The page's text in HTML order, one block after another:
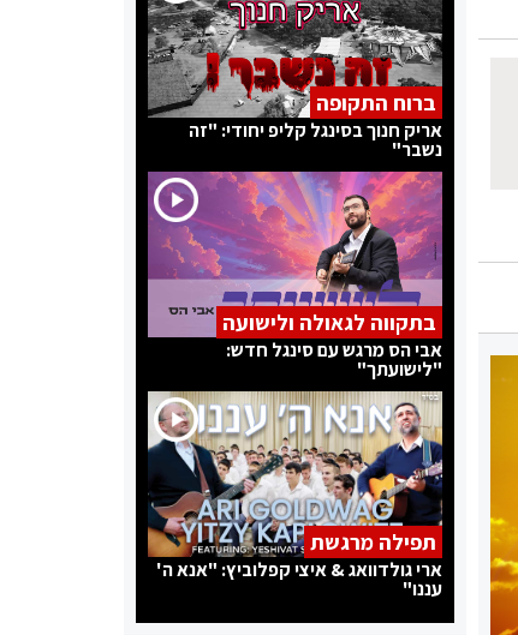
ברוח התקופה
אריק חנוך בסינגל קליפ יחודי: "זה
נשבר"
בתקווה לגאולה ולישועה
אבי הס מרגש עם סינגל חדש:
"לישועתך"
תפילה מרגשת
ארי גולדוואג & איצי קפלוביץ: "אנא ה'
עננו"